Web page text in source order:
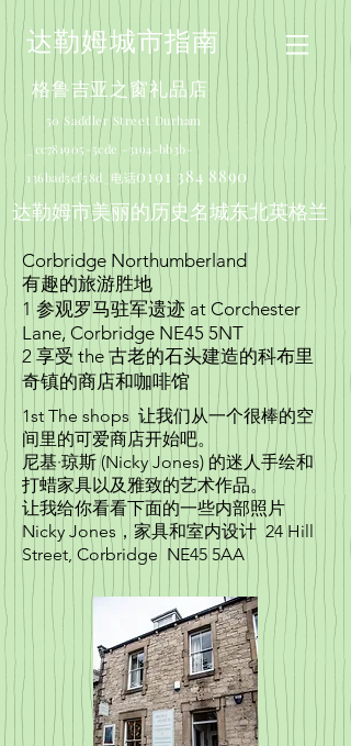
达勒姆城市指南
格鲁吉亚之窗礼品店
50 Saddler Street Durham
_cc781905-5cde -3194-bb3b-
136bad5cf58d_电话0191 384 8890
达勒姆市美丽的历史名城东北英格兰
Corbridge Northumberland
有趣的旅游胜地
1 参观罗马驻军遗迹 at Corchester
Lane, Corbridge NE45 5NT
2 享受 the 古老的石头建造的科布里
奇镇的商店和咖啡馆
1st The shops 让我们从一个很棒的空
间里的可爱商店开始吧。
尼基·琼斯 (Nicky Jones) 的迷人手绘和
打蜡家具以及雅致的艺术作品。
让我给你看看下面的一些内部照片
Nicky Jones，家具和室内设计 24 Hill
Street, Corbridge NE45 5AA